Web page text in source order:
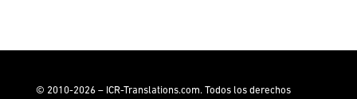
© 2010-2026 – ICR-Translations.com. Todos los derechos